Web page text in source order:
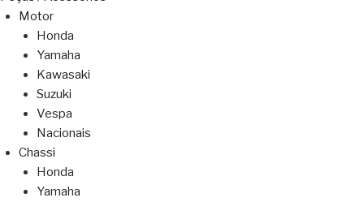
Motor
Honda
Yamaha
Kawasaki
Suzuki
Vespa
Nacionais
Chassi
Honda
Yamaha